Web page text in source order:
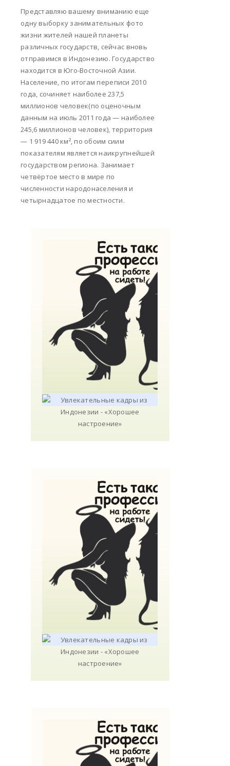
Представляю вашему вниманию еще
одну выборку занимательных фото
жизни жителей нашей планеты
различных государств, сейчас вновь
отправимся в Индонезию. Государство
находится в Юго-Восточной Азии.
Население, по итогам переписи 2010
года, сочиняет наиболее 237,5
миллионов человек(по оценочным
данным на июль 2011 года — наиболее
245,6 миллионов человек), территория
— 1 919 440 км², по обоим сиим
показателям является наикрупнейшей
государством региона. Занимает
четвёртое место в мире по
численности народонаселения и
четырнадцатое по местности.